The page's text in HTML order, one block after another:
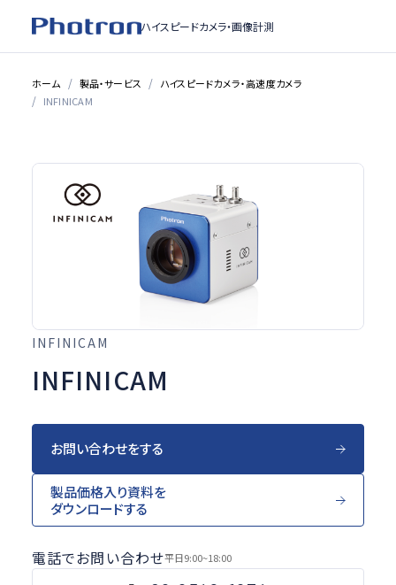
ハイスピードカメラ・画像計測
ホーム 製品・サービス
ハイスピードカメラ・高速度カメラ
INFINICAM
INFINICAM
INFINICAM
お問い合わせをする
製品価格入り資料を
ダウンロードする
電話でお問い合わせ平日9:00~18:00